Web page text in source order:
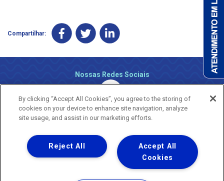
Compartilhar:
Nossas Redes Sociais
Uma empresa
Copyright ® 2026 - Todos os Direitos Reservados.
Nossa natureza movimenta a vida
By clicking “Accept All Cookies”, you agree to the storing of
cookies on your device to enhance site navigation, analyze
site usage, and assist in our marketing efforts.
Accept All
Cookies
Reject All